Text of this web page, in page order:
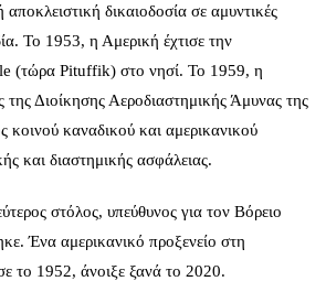
δικαιοδοσία σε αμυντικές
Το 1953, η Αμερική έχτισε την
(τώρα Pituffik) στο νησί. Το 1959, η
της Διοίκησης Αεροδιαστημικής Άμυνας της
κοινού καναδικού και αμερικανικού
και διαστημικής ασφάλειας.
στόλος, υπεύθυνος για τον Βόρειο
Ένα αμερικανικό προξενείο στη
το 1952, άνοιξε ξανά το 2020.